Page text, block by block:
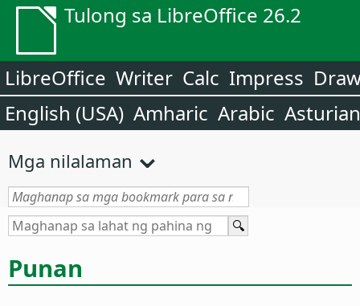
Tulong sa LibreOffice 26.2
LibreOffice Writer Calc Impress
English (USA) Amharic Arabic Asturian
Mga nilalaman
Punan